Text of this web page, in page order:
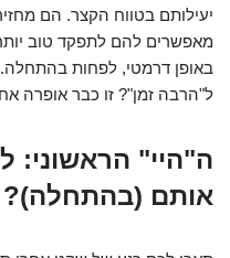
יעילותם בטווח הקצר. הם
מאפשרים להם לתפקד טוב
באופן דרמטי, לפחות
ל"הרבה זמן"? זו כבר אופרה
ה"היי" הראשוני:
אותם (בהתחלה)?